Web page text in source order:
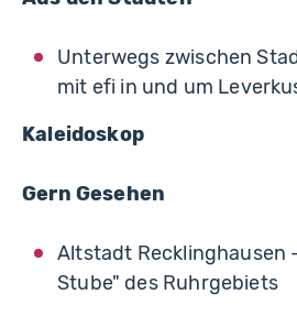
Unterwegs zwischen
mit efi in und um
Kaleidoskop
Gern Gesehen
Altstadt Recklinghausen
Stube" des Ruhrgebiets